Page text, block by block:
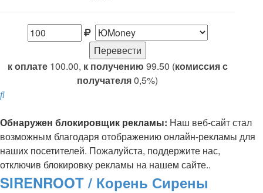
к оплате100.00, к получению 99.50 (комиссия с
получателя0,5%)
Поиск
Обнаружен блокировщик рекламы: Наш веб-сайт стал
возможным благодаря отображению онлайн-рекламы для
наших посетителей. Пожалуйста, поддержите нас,
отключив блокировку рекламы на нашем сайте..
SIRENROOT / Корень Сирены